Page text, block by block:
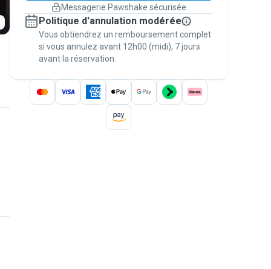
Réservations couvertes par
nos garanties
Gardez tout sur Pawshake (du premier
message au paiement) pour bénéficier de la
Garantie Pawshake
Messagerie Pawshake sécurisée
Politique d'annulation modérée
Vous obtiendrez un remboursement complet
si vous annulez avant 12h00 (midi), 7 jours
avant la réservation.